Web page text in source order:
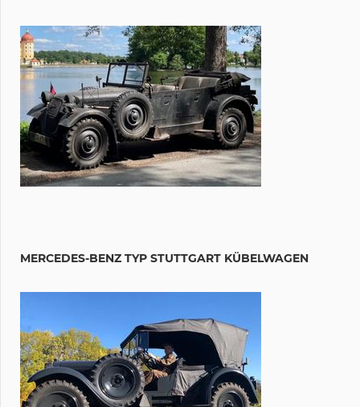
MERCEDES-BENZ TYP STUTTGART KÜBELWAGEN